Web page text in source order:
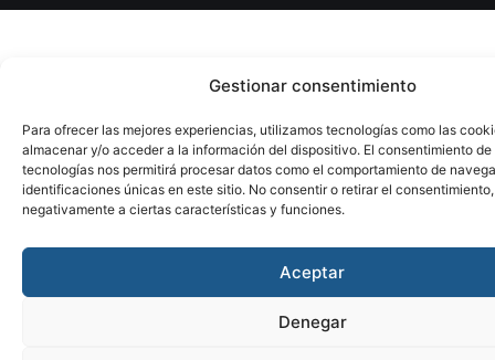
Gestionar consentimiento
Para ofrecer las mejores experiencias, utilizamos tecnologías como las
almacenar y/o acceder a la información del dispositivo. El consentimiento de
tecnologías nos permitirá procesar datos como el comportamiento de
identificaciones únicas en este sitio. No consentir o retirar el
negativamente a ciertas características y funciones.
Aceptar
Denegar